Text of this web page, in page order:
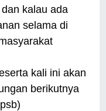
kalau ada
selama di
kali ini akan
berikutnya